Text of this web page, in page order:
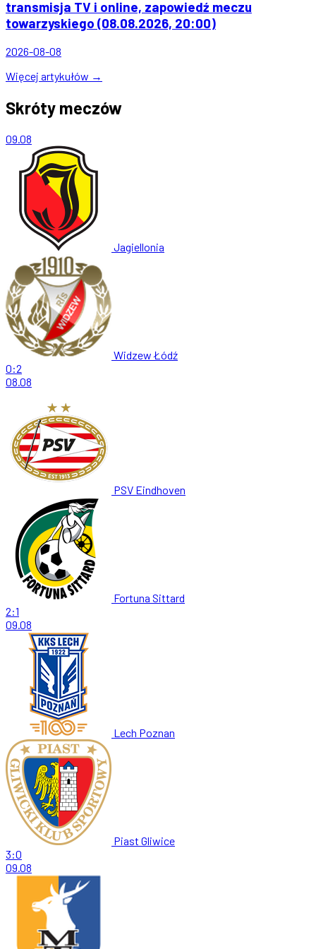
transmisja TV i online, zapowiedź meczu
towarzyskiego (08.08.2026, 20:00)
2026-08-08
Więcej artykułów →
Skróty meczów
09.08
Jagiellonia
Widzew Łódź
0:2
08.08
PSV Eindhoven
Fortuna Sittard
2:1
09.08
Lech Poznan
Piast Gliwice
3:0
09.08